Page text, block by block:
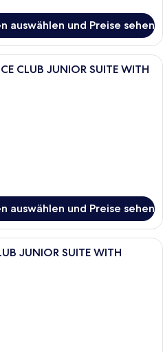
auswählen und Preise sehen
Ein moderner Poolbereich im Freien
CLUB JUNIOR SUITE WITH
auswählen und Preise sehen
Ein moderner Poolbereich im Freien
JUNIOR SUITE WITH